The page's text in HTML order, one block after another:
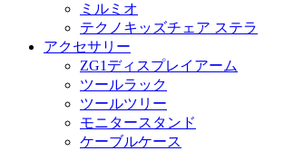
ミルミオ
テクノキッズチェア ステラ
アクセサリー
ZG1ディスプレイアーム
ツールラック
ツールツリー
モニタースタンド
ケーブルケース